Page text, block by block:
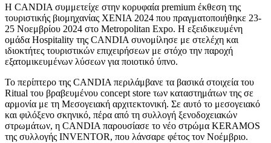
Η CANDIA συμμετείχε στην κορυφαία premium έκθεση της
τουριστικής βιομηχανίας XENIA 2024 που πραγματοποιήθηκε 23-
25 Νοεμβρίου 2024 στο Metropolitan Expo. Η εξειδικευμένη
ομάδα Hospitality της CANDIA συνομίλησε με στελέχη και
ιδιοκτήτες τουριστικών επιχειρήσεων με στόχο την παροχή
εξατομικευμένων λύσεων για ποιοτικό ύπνο.
Το περίπτερο της CANDIA περιλάμβανε τα βασικά στοιχεία του
Ritual του βραβευμένου concept store των καταστημάτων της σε
αρμονία με τη Μεσογειακή αρχιτεκτονική. Σε αυτό το μεσογειακό
και φιλόξενο σκηνικό, πέρα από τη συλλογή ξενοδοχειακών
στρωμάτων, η CANDIA παρουσίασε το νέο στρώμα KERAMOS
της συλλογής INVENTOR, που λάνσαρε φέτος τον Νοέμβριο.